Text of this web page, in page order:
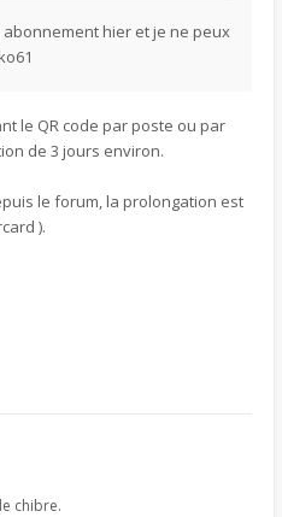
hier et je ne peux
le QR code par poste ou par
de 3 jours environ.
le forum, la prolongation est
).
chibre.